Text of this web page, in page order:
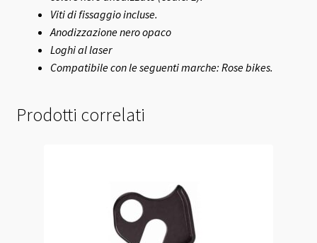
Viti di fissaggio incluse.
Anodizzazione nero opaco
Loghi al laser
Compatibile con le seguenti marche: Rose bikes.
Prodotti correlati